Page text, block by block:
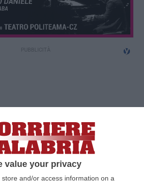
value your privacy
store and/or access information on a